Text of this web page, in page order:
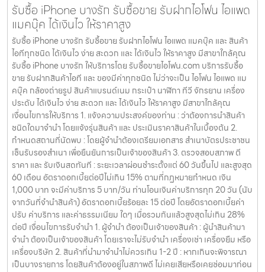
รับซื้อ iPhone บางรัก รับซื้อขาย รับฝากไอโฟน ไอแพด
แมคบุ๊ค ได้เงินไว ให้ราคาสูง
รับซื้อ iPhone บางรัก รับซื้อขาย รับฝากไอโฟน ไอแพด แมคบุ๊ค และ สินค้า
ไอทีทุกชนิด ได้เงินไว ง่าย สะดวก และ ได้เงินไว ให้ราคาสูง มีสาขาใกล้คุณ
รับซื้อ iPhone บางรัก ให้บริการโดย รับซื้อขายไอโฟน.com บริการรับซื้อ
ขาย รับฝากสินค้าไอที และ ของมีค่าทุกชนิด ไม่ว่าจะเป็น ไอโฟน ไอแพด แม
คบุ๊ค กล้องถ่ายรูป สินค้าแบรนด์เนม กระเป๋า นาฬิกา ทีวี จักรยาน เครื่อง
ประดับ ได้เงินไว ง่าย สะดวก และ ได้เงินไว ให้ราคาสูง มีสาขาใกล้คุณ
เงื่อนไขการให้บริการ 1. แจ้งความประสงค์ของท่าน : ว่าต้องการนำสินค้า
ชนิดใดมาจำนำ โดยแจ้งรุ่นสินค้า และ ประเมินราคาสินค้าในเบื้องต้น 2.
กำหนดสถานที่นัดพบ : โดยผู้จำนำต้องเตรียมเอกสาร สำเนาบัตรประชาชน
เซ็นรับรองสำเนา เพื่อยืนยันการเป็นเจ้าของสินค้า 3. ตรวจสอบสภาพ ตี
ราคา และ รับเงินสดทันที : ระยะเวลาผ่อนชำระตั้งแต่ 60 วันขึ้นไป และสูงสุด
60 เดือน อัตราดอกเบี้ยต่อปีไม่เกิน 15% ตามที่กฏหมายกำหนด เงิน
1,000 บาท จะมีค่าบริการ 5 บาท/วัน ท่านโอนเงินค่าบริการทุก 20 วัน (นับ
จากวันที่จำนำสินค้า) อัตราดอกเบี้ยร้อยละ 15 ต่อปี โดยอัตราดอกเบี้ยค่า
ปรับ ค่าบริการ และค่าธรรมเนียม ใดๆ เมื่อรวมกันแล้วสูงสุดไม่เกิน 28%
ต่อปี เงื่อนไขการรับจำนำ 1. ผู้จำนำ ต้องเป็นเจ้าของสินค้า : ผู้นำสินค้ามา
จำนำ ต้องเป็นเจ้าของสินค้า โดยเราจะไม่รับจำนำ เครื่องเช่า เครื่องยืม หรือ
เครื่องบริษัท 2. สินค้าที่นำมาจำนำไม่ควรเกิน 1-2 ปี : หากเกินจะพิจารณา
เป็นบางรายการ โดยสินค้าต้องอยู่ในสภาพดี ไม่เคยเสียหรือเคยซ่อมมาก่อน